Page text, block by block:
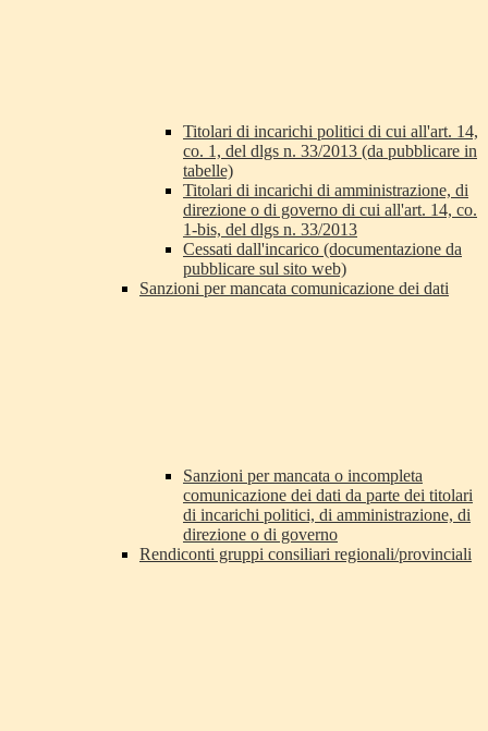
Titolari di incarichi politici di cui all'art. 14,
co. 1, del dlgs n. 33/2013 (da pubblicare in
tabelle)
Titolari di incarichi di amministrazione, di
direzione o di governo di cui all'art. 14, co.
1-bis, del dlgs n. 33/2013
Cessati dall'incarico (documentazione da
pubblicare sul sito web)
Sanzioni per mancata comunicazione dei dati
Sanzioni per mancata o incompleta
comunicazione dei dati da parte dei titolari
di incarichi politici, di amministrazione, di
direzione o di governo
Rendiconti gruppi consiliari regionali/provinciali